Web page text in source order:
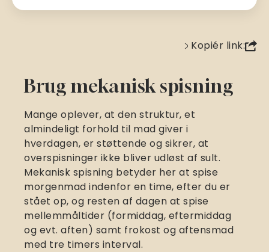
Kopiér link:
Brug mekanisk spisning
Mange oplever, at den struktur, et
almindeligt forhold til mad giver i
hverdagen, er støttende og sikrer, at
overspisninger ikke bliver udløst af sult.
Mekanisk spisning betyder her at spise
morgenmad indenfor en time, efter du er
stået op, og resten af dagen at spise
mellemmåltider (formiddag, eftermiddag
og evt. aften) samt frokost og aftensmad
med tre timers interval.